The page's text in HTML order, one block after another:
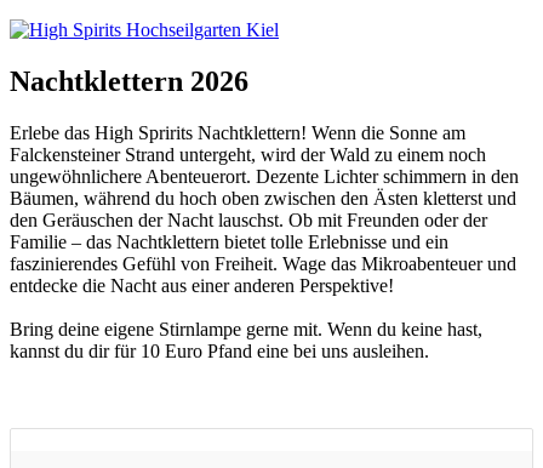
Nachtklettern 2026
Erlebe das High Spririts Nachtklettern! Wenn die Sonne am
Falckensteiner Strand untergeht, wird der Wald zu einem noch
ungewöhnlichere Abenteuerort. Dezente Lichter schimmern in den
Bäumen, während du hoch oben zwischen den Ästen kletterst und
den Geräuschen der Nacht lauschst. Ob mit Freunden oder der
Familie – das Nachtklettern bietet tolle Erlebnisse und ein
faszinierendes Gefühl von Freiheit. Wage das Mikroabenteuer und
entdecke die Nacht aus einer anderen Perspektive!
Bring deine eigene Stirnlampe gerne mit. Wenn du keine hast,
kannst du dir für 10 Euro Pfand eine bei uns ausleihen.